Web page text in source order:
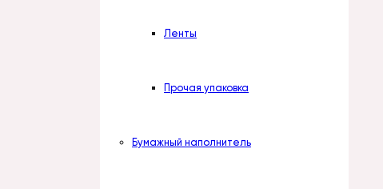
Ленты
Прочая упаковка
Бумажный наполнитель